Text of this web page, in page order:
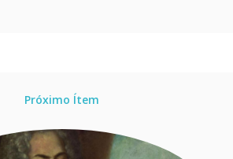
Próximo Ítem